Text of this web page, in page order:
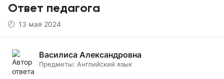
Ответ педагога
13 мая 2024
Василиса Александровна
Предметы: Английский язык